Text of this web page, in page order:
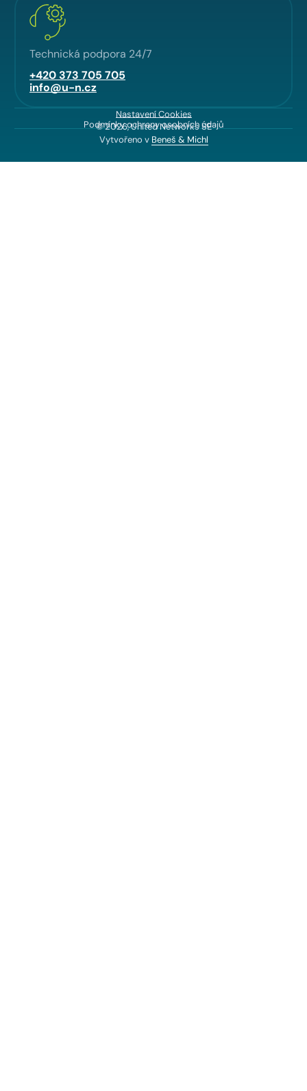
Technická podpora 24/7
+420 373 705 705
info@u-n.cz
Nastavení Cookies
Podmínky ochrany osobních údajů
© 2026, United Networks SE
Vytvořeno v Beneš & Michl